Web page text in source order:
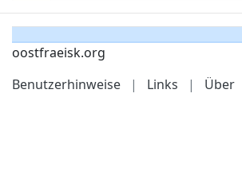
oostfraeisk.org
Benutzerhinweise
| Links | Über